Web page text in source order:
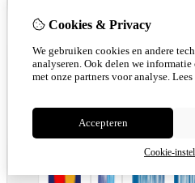
Cookies & Privacy
We gebruiken cookies en andere
analyseren. Ook delen we
met onze partners voor analyse.
Accepteren
Cookie-